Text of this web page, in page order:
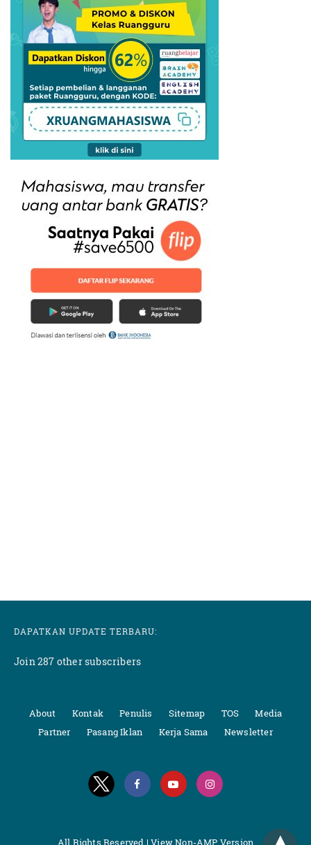
DAPATKAN UPDATE TERBARU:
Join 287 other subscribers
About Kontak Penulis Sitemap TOS
Media
Partner
Pasang Iklan Kerja Sama Newsletter